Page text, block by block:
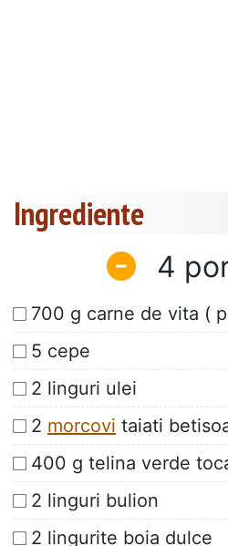
Ingrediente
4
700 g carne de vita (
5 cepe
2 linguri ulei
2 morcovi taiati
400 g telina verde
2 linguri bulion
2 lingurite boia dulce